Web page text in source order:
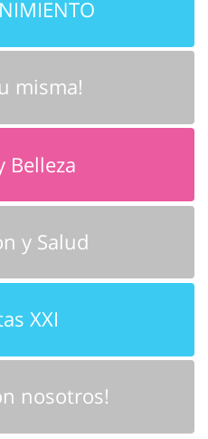
misma!
Belleza
y Salud
XXI
nosotros!